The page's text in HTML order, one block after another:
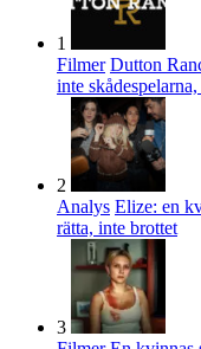
1
Filmer Dutton
inte
2
Analys Elize: en
rätta, inte brottet
3